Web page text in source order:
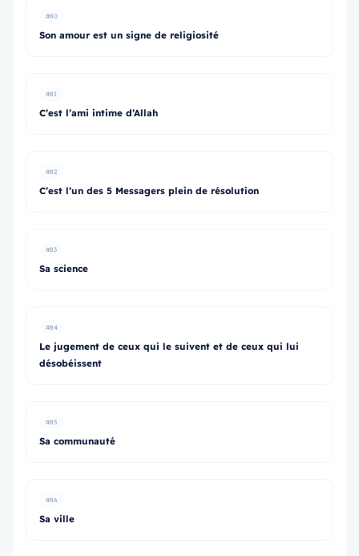
#80
Son amour est un signe de religiosité
#81
C’est l’ami intime d’Allah
#82
C’est l’un des 5 Messagers plein de résolution
#83
Sa science
#84
Le jugement de ceux qui le suivent et de ceux qui lui
désobéissent
#85
Sa communauté
#86
Sa ville